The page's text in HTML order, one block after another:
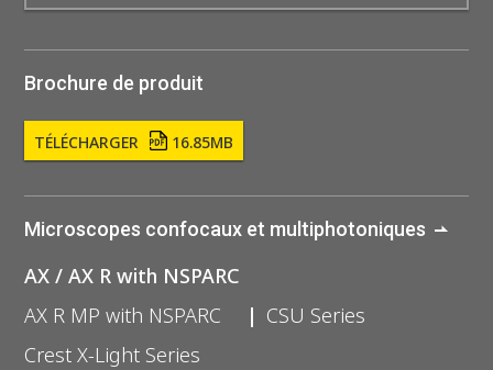
Brochure de produit
TÉLÉCHARGER 16.85MB
Microscopes confocaux et multiphotoniques
AX / AX R with NSPARC
AX R MP with NSPARC
CSU Series
Crest X-Light Series